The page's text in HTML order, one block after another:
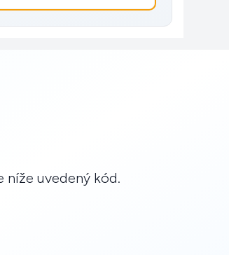
níže uvedený kód.